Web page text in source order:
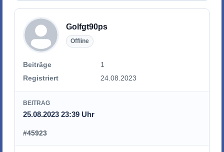
Golfgt90ps
Offline
Beiträge
1
Registriert
24.08.2023
BEITRAG
25.08.2023 23:39 Uhr
#45923